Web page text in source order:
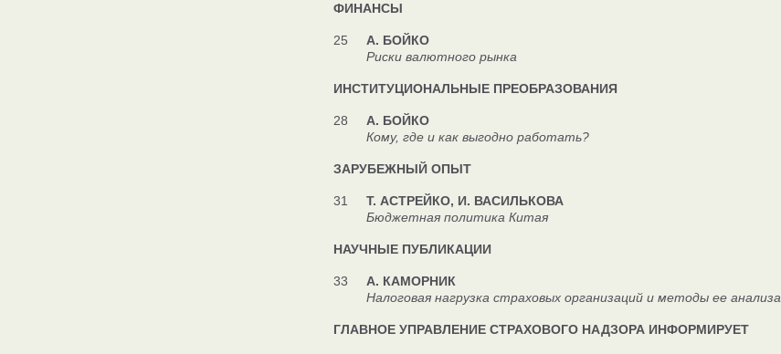
ФИНАНСЫ
25 А. БОЙКО
Риски валютного рынка
ИНСТИТУЦИОНАЛЬНЫЕ ПРЕОБРАЗОВАНИЯ
28 А. БОЙКО
Кому, где и как выгодно работать?
ЗАРУБЕЖНЫЙ ОПЫТ
31 Т. АСТРЕЙКО, И. ВАСИЛЬКОВА
Бюджетная политика Китая
НАУЧНЫЕ ПУБЛИКАЦИИ
33 А. КАМОРНИК
Налоговая нагрузка страховых организаций и методы ее анализа
ГЛАВНОЕ УПРАВЛЕНИЕ СТРАХОВОГО НАДЗОРА ИНФОРМИРУЕТ